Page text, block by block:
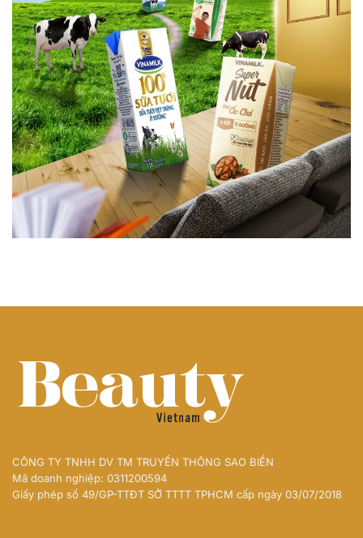
CÔNG TY TNHH DV TM TRUYỀN THÔNG SAO BIỂN
Mã doanh nghiệp: 0311200594
Giấy phép số 49/GP-TTĐT SỞ TTTT TPHCM cấp ngày 03/07/2018